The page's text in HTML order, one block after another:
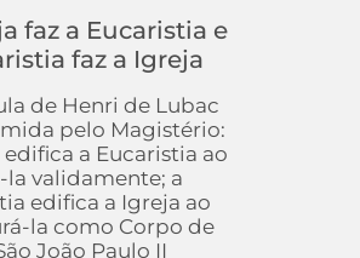
faz a Eucaristia e
faz a Igreja
de Henri de Lubac
pelo Magistério:
edifica a Eucaristia ao
la validamente; a
edifica a Igreja ao
la como Corpo de
João Paulo II